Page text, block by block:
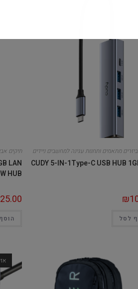
מתאמים ותחנות עגינה למחשבים ניידים
CUDY 5-IN-1Type-C USB HUB
₪
לסל
תיקים
LAN
HUB